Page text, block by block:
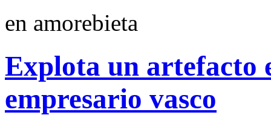
en amorebieta
Explota un artefacto
empresario vasco